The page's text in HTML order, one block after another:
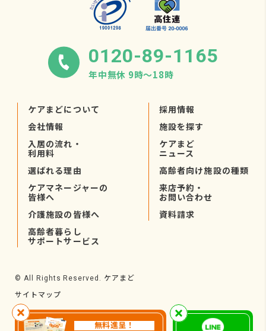
無料進呈！
0120-89-1165
年中無休 9時〜18時
ケアまどについて
会社情報
入居の流れ・
利用料
選ばれる理由
ケアマネージャーの
皆様へ
介護施設の皆様へ
高齢者暮らし
サポートサービス
採用情報
施設を探す
ケアまど
ニュース
高齢者向け施設の種類
来店予約・
お問い合わせ
資料請求
© All Rights Reserved. ケアまど
サイトマップ